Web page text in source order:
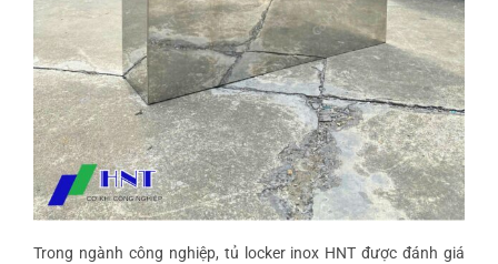
Trong ngành công nghiệp, tủ locker inox HNT được đánh giá